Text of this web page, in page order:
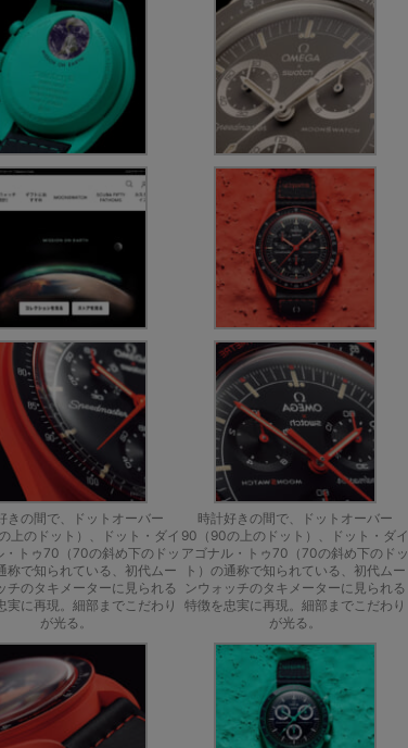
きの間で、ドットオーバー
上のドット）、ドット・ダイ
・トゥ70（70の斜め下のドッ
称で知られている、初代ムー
チのタキメーターに見られる
実に再現。細部までこだわり
が光る。
時計好きの間で、ドットオーバー
90（90の上のドット）、ドット・ダイ
アゴナル・トゥ70（70の斜め下のドッ
ト）の通称で知られている、初代ムー
ンウォッチのタキメーターに見られる
特徴を忠実に再現。細部までこだわり
が光る。